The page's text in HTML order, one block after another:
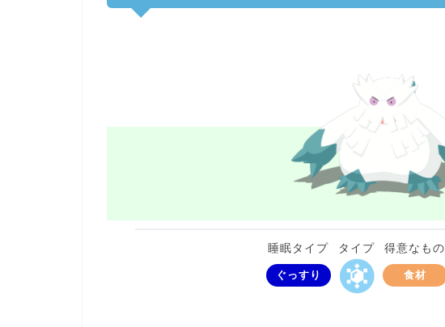
睡眠タイプ
ぐっすり
タイプ 得意なもの
食材